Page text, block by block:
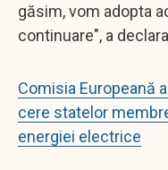
găsim, vom adopta
continuare", a
Comisia Europeană
cere statelor
energiei electrice